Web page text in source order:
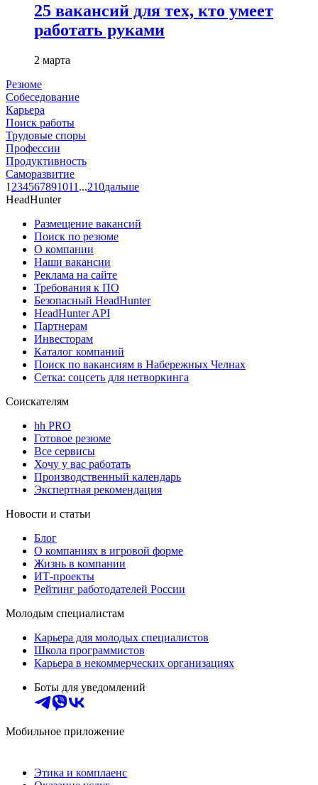
25 вакансий для тех, кто умеет
работать руками
2 марта
Резюме
Собеседование
Карьера
Поиск работы
Трудовые споры
Профессии
Продуктивность
Саморазвитие
1 234567891011 ...210дальше
HeadHunter
Размещение вакансий
Поиск по резюме
О компании
Наши вакансии
Реклама на сайте
Требования к ПО
Безопасный HeadHunter
HeadHunter API
Партнерам
Инвесторам
Каталог компаний
Поиск по вакансиям в Набережных Челнах
Сетка: соцсеть для нетворкинга
Соискателям
hh PRO
Готовое резюме
Все сервисы
Хочу у вас работать
Производственный календарь
Экспертная рекомендация
Новости и статьи
Блог
О компаниях в игровой форме
Жизнь в компании
ИТ-проекты
Рейтинг работодателей России
Молодым специалистам
Карьера для молодых специалистов
Школа программистов
Карьера в некоммерческих организациях
Боты для уведомлений
Мобильное приложение
Этика и комплаенс